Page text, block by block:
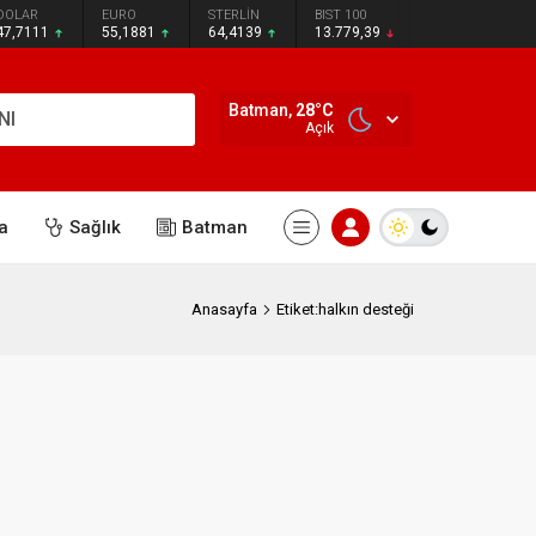
EURO
55,1881
STERLİN
64,4139
BIST 100
13.779,39
Batman, 28°C
Açık
Sağlık Batman
Anasayfa Etiket:halkın desteği